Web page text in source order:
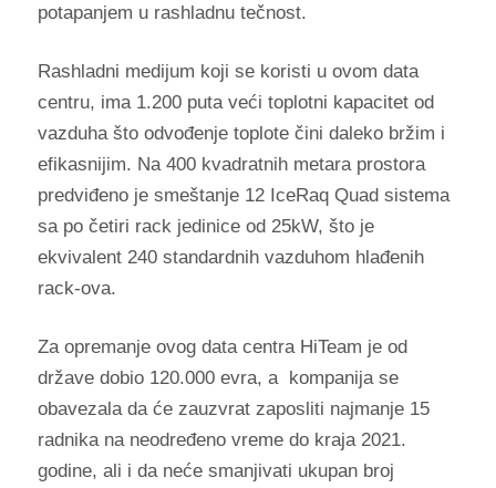
potapanjem u rashladnu tečnost.
Rashladni medijum koji se koristi u ovom data
centru, ima 1.200 puta veći toplotni kapacitet od
vazduha što odvođenje toplote čini daleko bržim i
efikasnijim. Na 400 kvadratnih metara prostora
predviđeno je smeštanje 12 IceRaq Quad sistema
sa po četiri rack jedinice od 25kW, što je
ekvivalent 240 standardnih vazduhom hlađenih
rack-ova.
Za opremanje ovog data centra HiTeam je od
države dobio 120.000 evra, a kompanija se
obavezala da će zauzvrat zaposliti najmanje 15
radnika na neodređeno vreme do kraja 2021.
godine, ali i da neće smanjivati ukupan broj